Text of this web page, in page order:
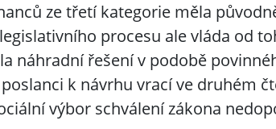
ze třetí kategorie měla
procesu ale vláda od
náhradní řešení v podobě
k návrhu vrací ve druhém
výbor schválení zákona